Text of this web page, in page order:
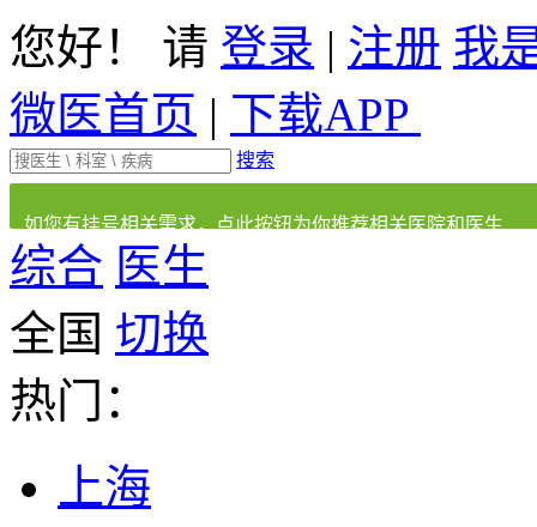
您好！ 请 登录 | 注册 我
微医首页 | 下载APP
搜索
如您有挂号相关需求，点此按钮为你推荐相关医院和医生
综合 医生
全国 切换
热门：
上海